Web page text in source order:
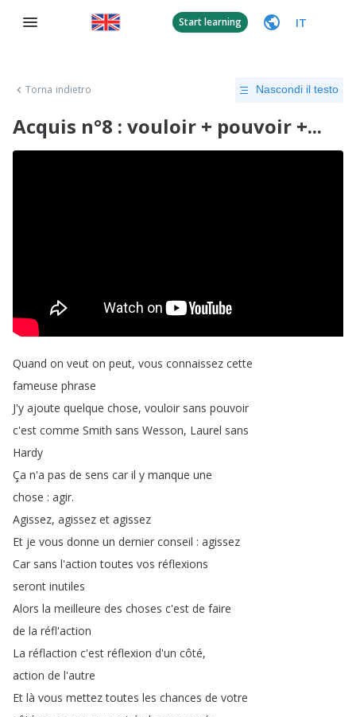
Start learning IT
Torna indietro Nascondi il testo
Acquis n°8 : vouloir + pouvoir +...
Quand on veut on peut, vous connaissez cette
fameuse phrase
J'y ajoute quelque chose, vouloir sans pouvoir
c'est comme Smith sans Wesson, Laurel sans
Hardy
Ça n'a pas de sens car il y manque une
chose : agir.
Agissez, agissez et agissez
Et je vous donne un dernier conseil : agissez
Car sans l'action toutes vos réflexions
seront inutiles
Alors la meilleure des choses c'est de faire
de la réfl'action
La réflaction c'est réflexion d'un côté,
action de l'autre
Et là vous mettez toutes les chances de votre